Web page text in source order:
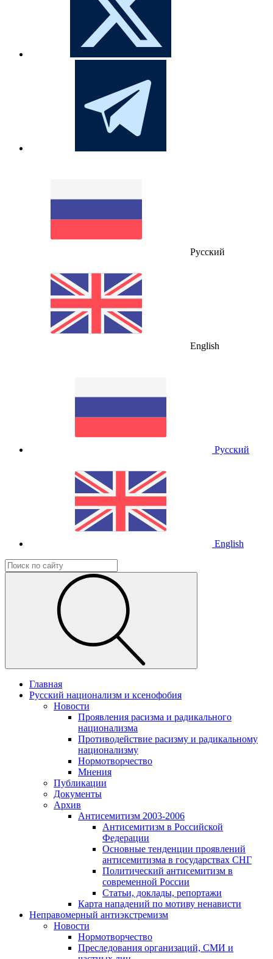
Русский
English
Русский
English
Главная
Русский национализм и ксенофобия
Новости
Проявления расизма и радикального
национализма
Противодействие расизму и радикальному
национализму
Нормотворчество
Мнения
Публикации
Документы
Архив
Антисемитизм 2003-2006
Антисемитизм в Российской
Федерации
Основные тенденции проявлений
антисемитизма в государствах СНГ
Политический антисемитизм в
современной России
Статьи, доклады, репортажи
Карта нападений по мотиву ненависти
Неправомерный антиэкстремизм
Новости
Нормотворчество
Преследования организаций, СМИ и